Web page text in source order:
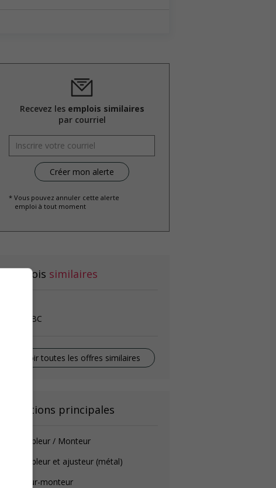
Recevez les emplois similaires
par courriel
* Vous pouvez annuler cette alerte
emploi à tout moment
Emplois similaires
Delta, BC
Voir toutes les offres similaires
Fonctions principales
Assembleur / Monteur
Assembleur et ajusteur (métal)
Soudeur-monteur